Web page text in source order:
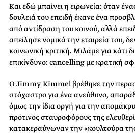
Και εδώ μπαίνει η ειρωνεία: όταν
δουλειά του επειδή έκανε ένα
από αντίδραση του κοινού, αλλά
απείλησε νομικά την εταιρεία του,
κοινωνική κριτική. Μιλάμε για κάτι
επικίνδυνο: cancelling με κρατική
Ο Jimmy Kimmel βρέθηκε την
στόχαστρο για ένα ανεύθυνο,
όμως την ίδια οργή για την
πρότινος σταυροφόρους της
κατακεραύνωναν την «κουλτούρα